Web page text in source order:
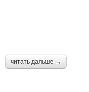
читать дальше →